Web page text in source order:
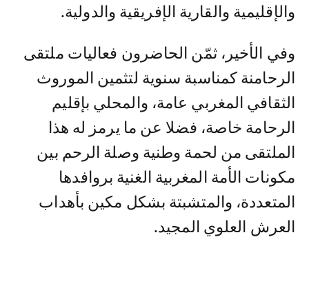
والإقليمية والقارية الإفريقية والدولية.
وفي الأخير، ثمّن الحاضرون فعاليات ملتقى
الرحامنة كمناسبة سنوية لتثمين الموروث
الثقافي المغربي عامة، والمحلي بإقليم
الرحامة خاصة، فضلا عن ما يرمز له هذا
الملتقى من لحمة وطنية وصلة الرحم بين
مكونات الأمة المغربية الغنية بروافدها
المتعددة، والمتشبتة بشكل مكين بأهداب
العرش العلوي المجيد.